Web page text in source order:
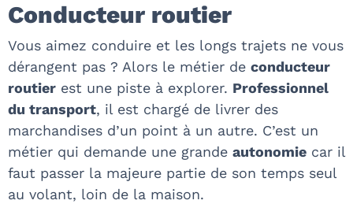
Conducteur routier
Vous aimez conduire et les longs trajets ne vous
dérangent pas ? Alors le métier de conducteur
routier est une piste à explorer. Professionnel
du transport, il est chargé de livrer des
marchandises d’un point à un autre. C’est un
métier qui demande une grande autonomie car il
faut passer la majeure partie de son temps seul
au volant, loin de la maison.